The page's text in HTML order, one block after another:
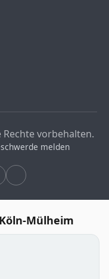
vorbehalten.
melden
Mülheim